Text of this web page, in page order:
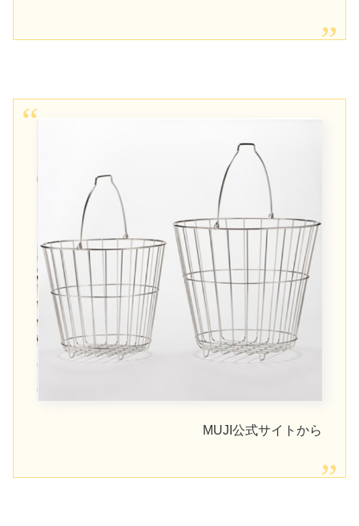
MUJI公式サイトから